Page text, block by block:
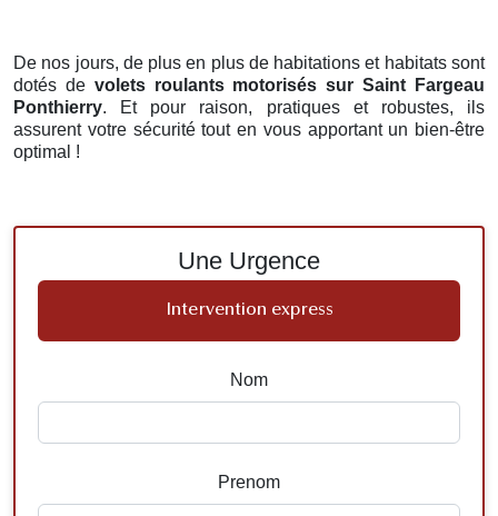
De nos jours, de plus en plus de habitations et habitats sont
dotés de volets roulants motorisés sur Saint Fargeau
Ponthierry. Et pour raison, pratiques et robustes, ils
assurent votre sécurité tout en vous apportant un bien-être
optimal !
Une Urgence
Intervention express
Nom
Prenom